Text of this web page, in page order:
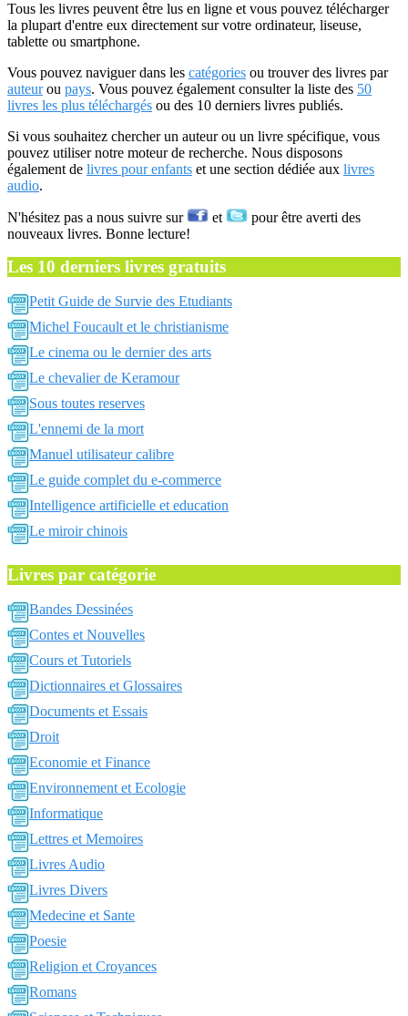
Tous les livres peuvent être lus en ligne et vous pouvez télécharger
la plupart d'entre eux directement sur votre ordinateur, liseuse,
tablette ou smartphone.
Vous pouvez naviguer dans les catégories ou trouver des livres par
auteurou pays. Vous pouvez également consulter la liste des 50
livres les plus téléchargés ou des 10 derniers livres publiés.
Si vous souhaitez chercher un auteur ou un livre spécifique, vous
pouvez utiliser notre moteur de recherche. Nous disposons
également de livres pour enfants et une section dédiée aux livres
audio.
N'hésitez pas a nous suivre sur et
pour être averti des
nouveaux livres. Bonne lecture!
Les 10 derniers livres gratuits
Petit Guide de Survie des Etudiants
Michel Foucault et le christianisme
Le cinema ou le dernier des arts
Le chevalier de Keramour
Sous toutes reserves
L'ennemi de la mort
Manuel utilisateur calibre
Le guide complet du e-commerce
Intelligence artificielle et education
Le miroir chinois
Livres par catégorie
Bandes Dessinées
Contes et Nouvelles
Cours et Tutoriels
Dictionnaires et Glossaires
Documents et Essais
Droit
Economie et Finance
Environnement et Ecologie
Informatique
Lettres et Memoires
Livres Audio
Livres Divers
Medecine et Sante
Poesie
Religion et Croyances
Romans